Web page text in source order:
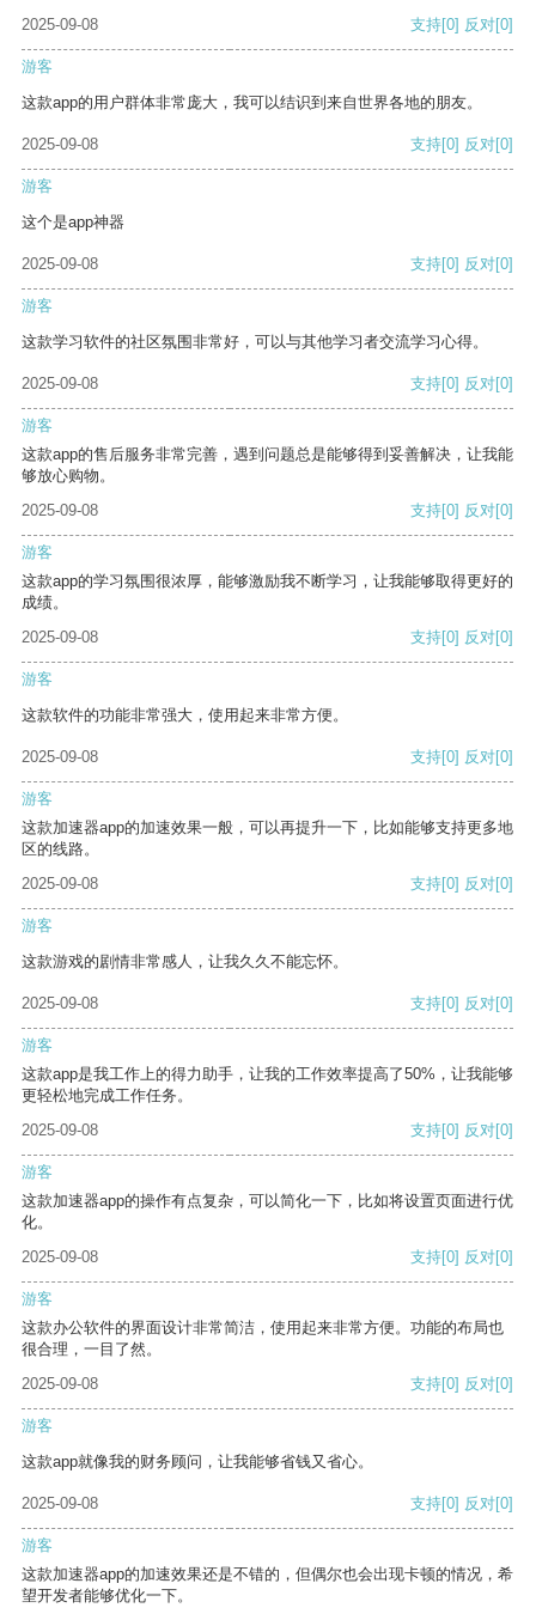
2025-09-08
支持[0] 反对[0]
游客
这款app的用户群体非常庞大，我可以结识到来自世界各地的朋友。
2025-09-08 支持[0] 反对[0]
游客
这个是app神器
2025-09-08 支持[0] 反对[0]
游客
这款学习软件的社区氛围非常好，可以与其他学习者交流学习心得。
2025-09-08 支持[0] 反对[0]
游客
这款app的售后服务非常完善，遇到问题总是能够得到妥善解决，让我能
够放心购物。
2025-09-08
支持[0] 反对[0]
游客
这款app的学习氛围很浓厚，能够激励我不断学习，让我能够取得更好的
成绩。
2025-09-08
支持[0] 反对[0]
游客
这款软件的功能非常强大，使用起来非常方便。
2025-09-08 支持[0] 反对[0]
游客
这款加速器app的加速效果一般，可以再提升一下，比如能够支持更多地
区的线路。
2025-09-08
支持[0] 反对[0]
游客
这款游戏的剧情非常感人，让我久久不能忘怀。
2025-09-08 支持[0] 反对[0]
游客
这款app是我工作上的得力助手，让我的工作效率提高了50%，让我能够
更轻松地完成工作任务。
2025-09-08
支持[0] 反对[0]
游客
这款加速器app的操作有点复杂，可以简化一下，比如将设置页面进行优
化。
2025-09-08
支持[0] 反对[0]
游客
这款办公软件的界面设计非常简洁，使用起来非常方便。功能的布局也
很合理，一目了然。
2025-09-08
支持[0] 反对[0]
游客
这款app就像我的财务顾问，让我能够省钱又省心。
2025-09-08 支持[0] 反对[0]
游客
这款加速器app的加速效果还是不错的，但偶尔也会出现卡顿的情况，希
望开发者能够优化一下。